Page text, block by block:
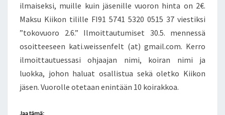
ilmaiseksi, muille kuin jäsenille vuoron hinta on 2€.
Maksu Kiikon tilille FI91 5741 5320 0515 37 viestiksi
”tokovuoro 2.6.” Ilmoittautumiset 30.5. mennessä
osoitteeseen kati.weissenfelt (at) gmail.com. Kerro
ilmoittautuessasi ohjaajan nimi, koiran nimi ja
luokka, johon haluat osallistua sekä oletko Kiikon
jäsen. Vuorolle otetaan enintään 10 koirakkoa.
Jaa tämä: